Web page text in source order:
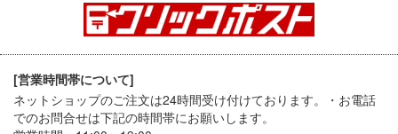
[営業時間帯について]
ネットショップのご注文は24時間受け付けております。・お電話
でのお問合せは下記の時間帯にお願いします。